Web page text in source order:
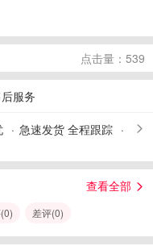
点击量：539
服务
急速发货 全程跟踪
查看全部
0) 差评(0)